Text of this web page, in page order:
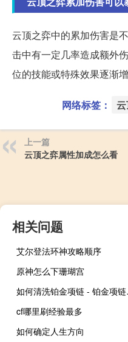
云顶之弈中的累加伤害是
击中有一定几率造成额外
位的技能或特殊效果逐渐
网络标签：
上一篇
云顶之弈属性加成怎么看
相关问题
艾尔登法环神攻略顺序
原神怎么下珊瑚宫
如何
cf哪里刷经验最多
如何确定人生方向